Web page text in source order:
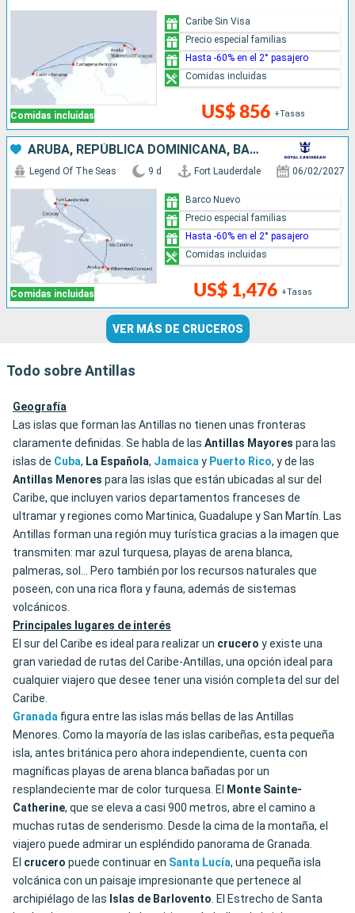
Comidas incluidas US$ 856 +Tasas
Caribe Sin Visa
Precio especial familias
Hasta -60% en el 2° pasajero
Comidas incluidas
ARUBA, REPÚBLICA DOMINICANA, BAHAMAS, ESTADOS UNIDOS
Comidas incluidas
Legend Of The Seas 9 d Fort Lauderdale 06/02/2027
US$ 1,476 +Tasas
Barco Nuevo
Precio especial familias
Hasta -60% en el 2° pasajero
Comidas incluidas
VER MÁS DE CRUCEROS
Todo sobre Antillas
Geografía
Las islas que forman las Antillas no tienen unas fronteras
claramente definidas. Se habla de las Antillas Mayores para las
islas de Cuba, La Española, Jamaicay Puerto Rico, y de las
Antillas Menores para las islas que están ubicadas al sur del
Caribe, que incluyen varios departamentos franceses de
ultramar y regiones como Martinica, Guadalupe y San Martín. Las
Antillas forman una región muy turística gracias a la imagen que
transmiten: mar azul turquesa, playas de arena blanca,
palmeras, sol… Pero también por los recursos naturales que
poseen, con una rica flora y fauna, además de sistemas
volcánicos.
Principales lugares de interés
El sur del Caribe es ideal para realizar un crucero y existe una
gran variedad de rutas del Caribe-Antillas, una opción ideal para
cualquier viajero que desee tener una visión completa del sur del
Caribe.
Granada figura entre las islas más bellas de las Antillas
Menores. Como la mayoría de las islas caribeñas, esta pequeña
isla, antes británica pero ahora independiente, cuenta con
magníficas playas de arena blanca bañadas por un
resplandeciente mar de color turquesa. El
Monte Sainte-
Catherine, que se eleva a casi 900 metros, abre el camino a
muchas rutas de senderismo. Desde la cima de la montaña, el
viajero puede admirar un espléndido panorama de Granada.
El crucero puede continuar en Santa Lucía, una pequeña isla
volcánica con un paisaje impresionante que pertenece al
archipiélago de las Islas de Barlovento. El Estrecho de Santa